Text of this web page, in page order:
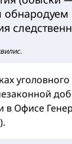
в Офисе